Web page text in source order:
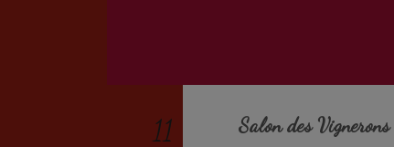
11 Salon des